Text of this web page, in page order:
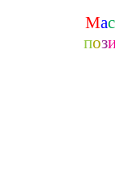
Мас
поз